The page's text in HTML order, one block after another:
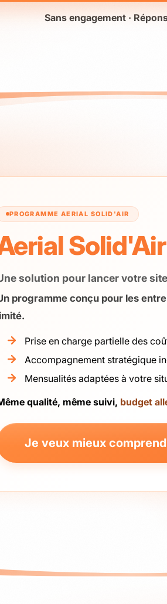
Sans engagement ·
PROGRAMME AERIAL SOLID'AIR
Solid'Air
solution pour lancer votre
programme conçu pour les
Prise en charge partielle des
Accompagnement stratégique
Mensualités adaptées à votre
qualité, même suivi, budget
Je veux mieux